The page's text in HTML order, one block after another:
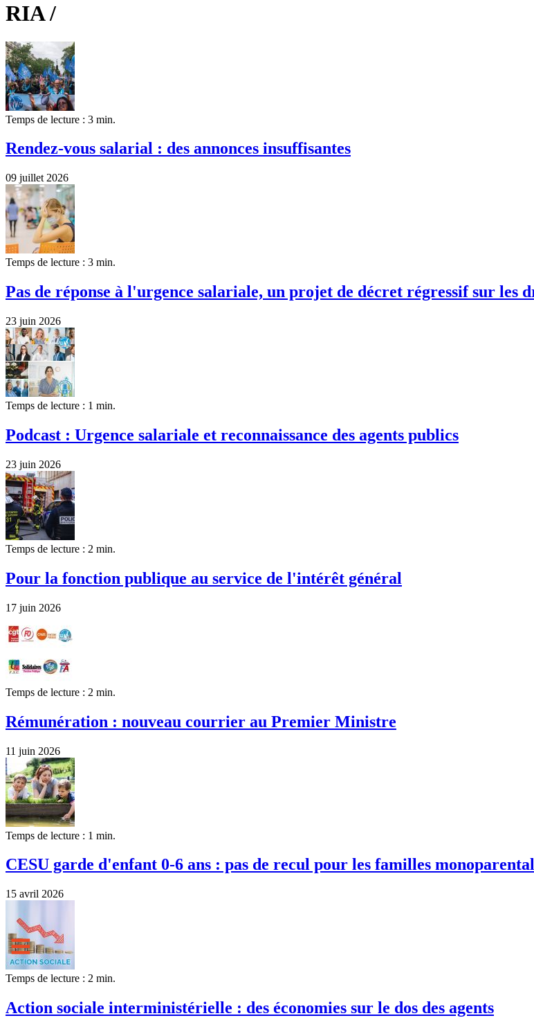
RIA /
Temps de lecture : 3 min.
Rendez-vous salarial : des annonces insuffisantes
09 juillet 2026
Temps de lecture : 3 min.
Pas de réponse à l'urgence salariale, un projet de décret régressif sur les
23 juin 2026
Temps de lecture : 1 min.
Podcast : Urgence salariale et reconnaissance des agents publics
23 juin 2026
Temps de lecture : 2 min.
Pour la fonction publique au service de l'intérêt général
17 juin 2026
Temps de lecture : 2 min.
Rémunération : nouveau courrier au Premier Ministre
11 juin 2026
Temps de lecture : 1 min.
CESU garde d'enfant 0-6 ans : pas de recul pour les familles
15 avril 2026
Temps de lecture : 2 min.
Action sociale interministérielle : des économies sur le dos des agents